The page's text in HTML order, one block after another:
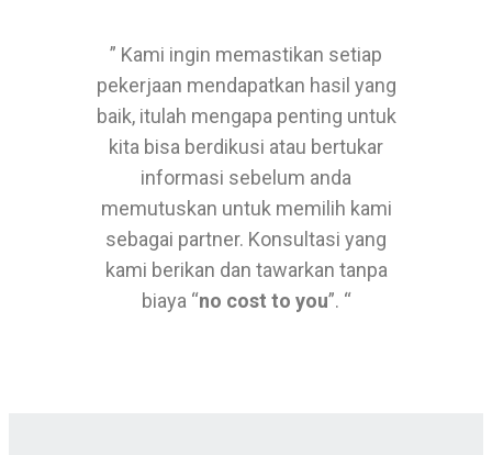
” Kami ingin memastikan setiap
pekerjaan mendapatkan hasil yang
baik, itulah mengapa penting untuk
kita bisa berdikusi atau bertukar
informasi sebelum anda
memutuskan untuk memilih kami
sebagai partner. Konsultasi yang
kami berikan dan tawarkan tanpa
biaya “no cost to you”. “